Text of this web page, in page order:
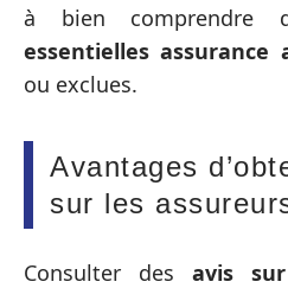
à bien comprendre
essentielles assurance
ou exclues.
Avantages
sur les
Consulter des avis